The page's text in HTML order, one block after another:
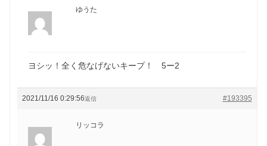
ゆうた
ヨシッ！全く危なげないキープ！ 5ー2
2021/11/16 0:29:56 #193395
返信
リッコラ